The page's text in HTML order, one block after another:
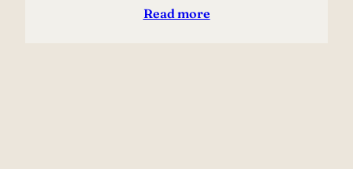
Read more